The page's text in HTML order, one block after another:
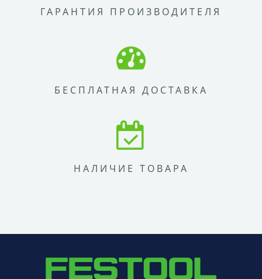
ГАРАНТИЯ ПРОИЗВОДИТЕЛЯ
БЕСПЛАТНАЯ ДОСТАВКА
НАЛИЧИЕ ТОВАРА